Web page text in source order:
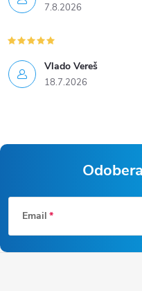
7.8.2026
Vlado Vereš
18.7.2026
Z
á
p
Email